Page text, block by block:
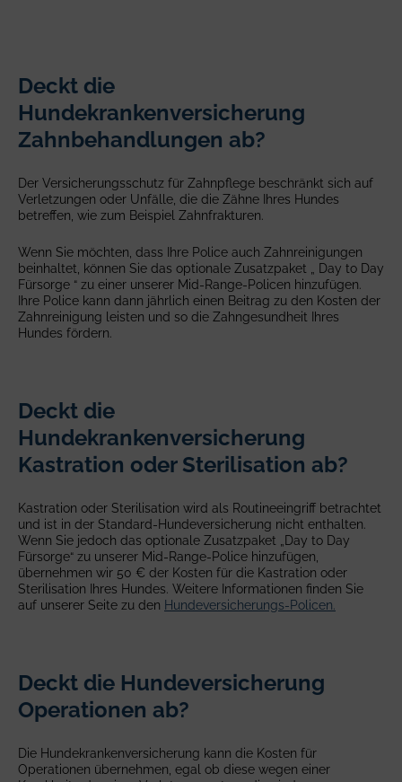
Deckt die
Hundekrankenversicherung
Zahnbehandlungen ab?
Der Versicherungsschutz für Zahnpflege beschränkt sich auf
Verletzungen oder Unfälle, die die Zähne Ihres Hundes
betreffen, wie zum Beispiel Zahnfrakturen.
Wenn Sie möchten, dass Ihre Police auch Zahnreinigungen
beinhaltet, können Sie das optionale Zusatzpaket „ Day to Day
Fürsorge “ zu einer unserer Mid-Range-Policen hinzufügen.
Ihre Police kann dann jährlich einen Beitrag zu den Kosten der
Zahnreinigung leisten und so die Zahngesundheit Ihres
Hundes fördern.
Deckt die
Hundekrankenversicherung
Kastration oder Sterilisation ab?
Kastration oder Sterilisation wird als Routineeingriff betrachtet
und ist in der Standard-Hundeversicherung nicht enthalten.
Wenn Sie jedoch das optionale Zusatzpaket „Day to Day
Fürsorge“ zu unserer Mid-Range-Police hinzufügen,
übernehmen wir 50 € der Kosten für die Kastration oder
Sterilisation Ihres Hundes. Weitere Informationen finden Sie
auf unserer Seite zu den Hundeversicherungs-Policen.
Deckt die Hundeversicherung
Operationen ab?
Die Hundekrankenversicherung kann die Kosten für
Operationen übernehmen, egal ob diese wegen einer